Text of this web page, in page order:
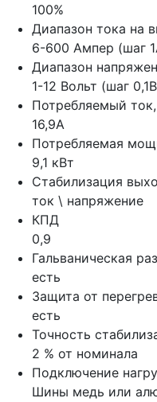
100%
Диапазон тока на
6-600 Ампер (шаг
Диапазон
1-12 Вольт (шаг
Потребляемый
16,9А
Потребляемая
9,1 кВт
Стабилизация
ток \ напряжение
КПД
0,9
Гальваническая
есть
Защита от
есть
Точность
2 % от номинала
Подключение
Шины медь или